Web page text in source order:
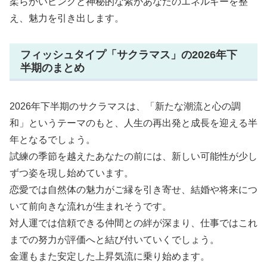
え、魅力を引き出します。
フィッシュタイプ「サクラマス」の2026年下
半期のまとめ
2026年下半期のサクラマスは、「新たな潮流と心の調
和」というテーマのもと、人生の再出発と成長を迎える半
年となるでしょう。
試練の季節を越えたあなたの前には、新しい可能性が少し
ずつ姿を現し始めています。
恋愛では自然体の魅力がご縁を引き寄せ、結婚や将来につ
いて前向きな流れが生まれそうです。
対人運では信頼できる仲間との絆が深まり、仕事ではこれ
までの努力が評価へと結び付いていくでしょう。
金運もまた安定した上昇気流に乗り始めます。